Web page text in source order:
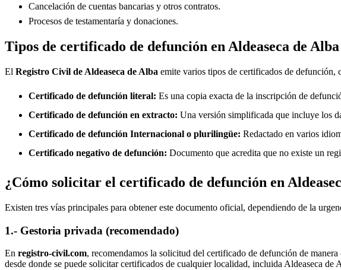
Cancelación de cuentas bancarias y otros contratos.
Procesos de testamentaría y donaciones.
Tipos de certificado de defunción en Aldeaseca de Alba
El Registro Civil de Aldeaseca de Alba emite varios tipos de certificados de defunción,
Certificado de defunción literal: Es una copia exacta de la inscripción de
Certificado de defunción en extracto: Una versión simplificada que incluye los
Certificado de defunción Internacional o plurilingüe: Redactado en varios
Certificado negativo de defunción: Documento que acredita que no existe un
¿Cómo solicitar el certificado de defunción en
Existen tres vías principales para obtener este documento oficial, dependiendo de la
1.- Gestoria privada (recomendado)
En registro-civil.com, recomendamos la solicitud del certificado de defunción de
desde donde se puede solicitar certificados de cualquier localidad, incluida Aldeaseca de